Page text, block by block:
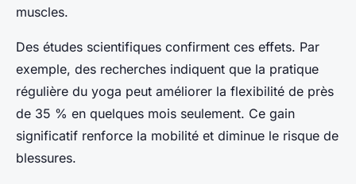
muscles.
Des études scientifiques confirment ces effets. Par
exemple, des recherches indiquent que la pratique
régulière du yoga peut améliorer la flexibilité de près
de 35 % en quelques mois seulement. Ce gain
significatif renforce la mobilité et diminue le risque de
blessures.